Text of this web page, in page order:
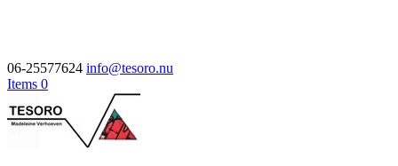
06-25577624 info@tesoro.nu
Items 0